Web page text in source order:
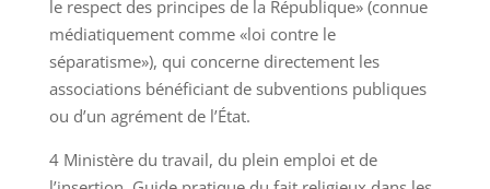
le respect des principes de la République» (connue
médiatiquement comme «loi contre le
séparatisme»), qui concerne directement les
associations bénéficiant de subventions publiques
ou d’un agrément de l’État.
4 Ministère du travail, du plein emploi et de